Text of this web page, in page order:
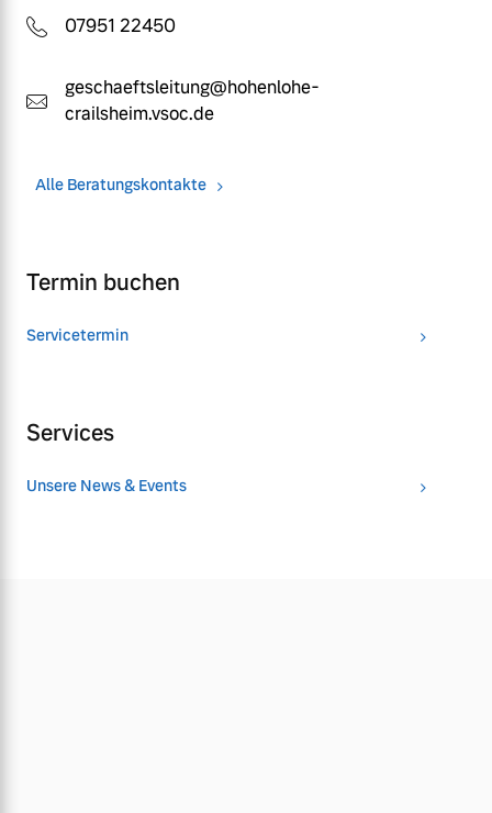
07951 22450
geschaeftsleitung@hohenlohe-
crailsheim.vsoc.de
Alle Beratungskontakte
Termin buchen
Servicetermin
Services
Unsere News & Events